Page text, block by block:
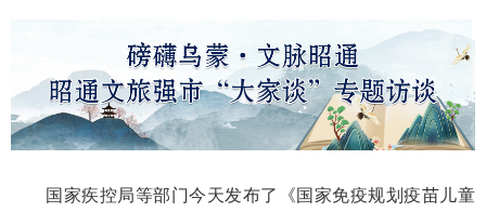
国家疾控局等部门今天发布了《国家免疫规划疫苗儿童